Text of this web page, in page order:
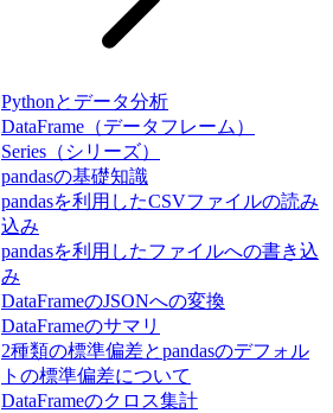
Pythonとデータ分析
DataFrame（データフレーム）
Series（シリーズ）
pandasの基礎知識
pandasを利用したCSVファイルの読み
込み
pandasを利用したファイルへの書き込
み
DataFrameのJSONへの変換
DataFrameのサマリ
2種類の標準偏差とpandasのデフォル
トの標準偏差について
DataFrameのクロス集計